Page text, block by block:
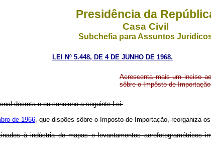
Presidência da
Casa Civil
Subchefia para Assuntos
LEI Nº 5.448, DE 4 DE JUNHO DE 1968.
Acrescenta mais um inciso
sôbre o Impôsto de
decreta e eu sanciono a seguinte Lei:
de 1966, que dispões sôbre o Imposto de Importação, reorganiza
à indústria de mapas e levantamentos aerofotogramétricos